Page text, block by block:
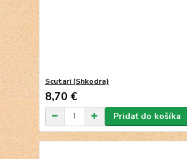
Scutari (Shkodra)
8,70 €
Pridať do košíka